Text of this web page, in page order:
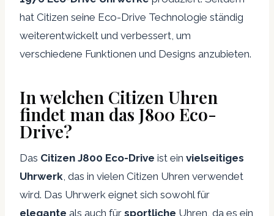
hat Citizen seine Eco-Drive Technologie ständig
weiterentwickelt und verbessert, um
verschiedene Funktionen und Designs anzubieten.
In welchen Citizen Uhren
findet man das J800 Eco-
Drive?
Das Citizen J800 Eco-Drive ist ein vielseitiges
Uhrwerk, das in vielen Citizen Uhren verwendet
wird. Das Uhrwerk eignet sich sowohl für
elegante als auch für sportliche Uhren, da es ein